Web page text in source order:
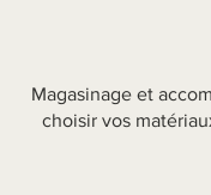
Magasinage et
choisir vos